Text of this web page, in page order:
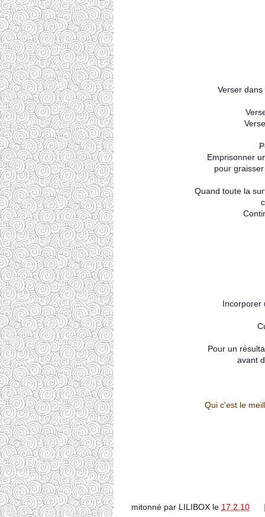
Verser
Emprisonner
pour
Quand toute la
Pour un
avant
Qui c'est le
mitonné par LILIBOX le 17.2.10